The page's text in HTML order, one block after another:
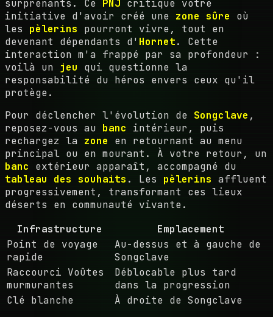
surprenants. Ce PNJ critique votre
initiative d'avoir créé une zone sûre où
les pèlerins pourront vivre, tout en
devenant dépendants d' Hornet. Cette
interaction m'a frappé par sa profondeur :
voilà un jeu qui questionne la
responsabilité du héros envers ceux qu'il
protège.
Pour déclencher l'évolution de Songclave ,
reposez-vous au banc intérieur, puis
rechargez la zone en retournant au menu
principal ou en mourant. À votre retour, un
banc extérieur apparaît, accompagné du
tableau des souhaits . Les pèlerins affluent
progressivement, transformant ces lieux
déserts en communauté vivante.
Infrastructure
Emplacement
Point de voyage
rapide
Au-dessus et à gauche de
Songclave
Raccourci Voûtes
murmurantes
Déblocable plus tard
dans la progression
Clé blanche
À droite de Songclave